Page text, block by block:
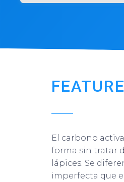
El carbono
forma sin tratar
lápices. Se
imperfecta que